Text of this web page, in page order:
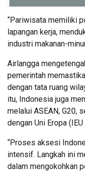
“Pariwisata memiliki
lapangan kerja,
industri makanan-
Airlangga
pemerintah
dengan tata ruang
itu, Indonesia juga
melalui ASEAN, G20,
dengan Uni Eropa (IEU
“Proses aksesi
intensif. Langkah ini
dalam mengokohkan